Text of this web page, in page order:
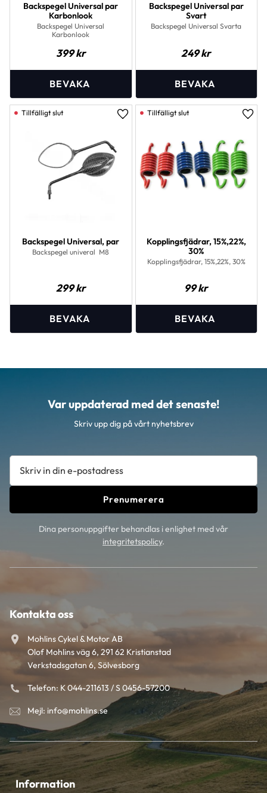
Backspegel Universal par
Karbonlook
Backspegel Universal
Karbonlook
399kr
Backspegel Universal par
Svart
Backspegel Universal Svarta
249kr
Backspegel Universal, par
Backspegel univeral M8
299kr
Lägg till i favoriter
Kopplingsfjädrar, 15%,22%,
30%
Kopplingsfjädrar, 15%,22%, 30%
99kr
Var uppdaterad med det senaste!
Skriv upp dig på vårt nyhetsbrev
Prenumerera
Dina personuppgifter behandlas i enlighet med vår
integritetspolicy.
Kontakta oss
Mohlins Cykel & Motor AB
Olof Mohlins väg 6, 291 62 Kristianstad
Verkstadsgatan 6, Sölvesborg
Telefon: K 044-211613 / S 0456-57200
Mejl: info@mohlins.se
Information